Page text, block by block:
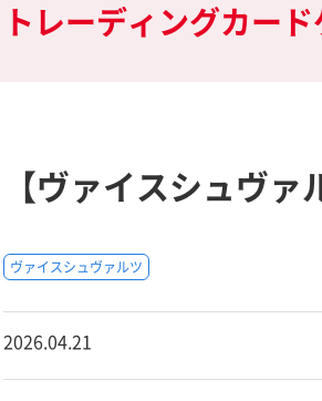
トレーディングカー
【ヴァイスシュヴ
ヴァイスシュヴァルツ
2026.04.21